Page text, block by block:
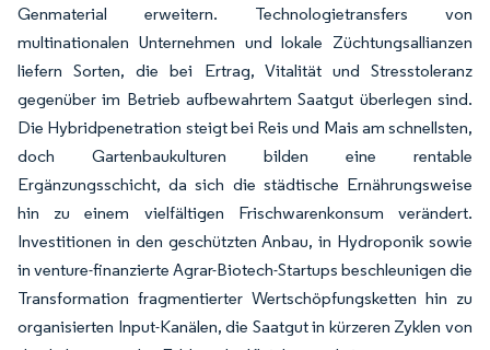
Genmaterial erweitern. Technologietransfers von
multinationalen Unternehmen und lokale Züchtungsallianzen
liefern Sorten, die bei Ertrag, Vitalität und Stresstoleranz
gegenüber im Betrieb aufbewahrtem Saatgut überlegen sind.
Die Hybridpenetration steigt bei Reis und Mais am schnellsten,
doch Gartenbaukulturen bilden eine rentable
Ergänzungsschicht, da sich die städtische Ernährungsweise
hin zu einem vielfältigen Frischwarenkonsum verändert.
Investitionen in den geschützten Anbau, in Hydroponik sowie
in venture-finanzierte Agrar-Biotech-Startups beschleunigen die
Transformation fragmentierter Wertschöpfungsketten hin zu
organisierten Input-Kanälen, die Saatgut in kürzeren Zyklen von